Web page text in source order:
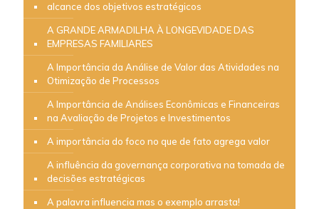
alcance dos objetivos estratégicos
A GRANDE ARMADILHA À LONGEVIDADE DAS
EMPRESAS FAMILIARES
A Importância da Análise de Valor das Atividades na
Otimização de Processos
A Importância de Análises Econômicas e Financeiras
na Avaliação de Projetos e Investimentos
A importância do foco no que de fato agrega valor
A influência da governança corporativa na tomada de
decisões estratégicas
A palavra influencia mas o exemplo arrasta!